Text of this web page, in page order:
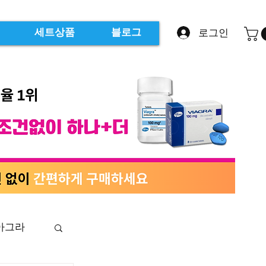
세트상품 블로그 로그인
그라